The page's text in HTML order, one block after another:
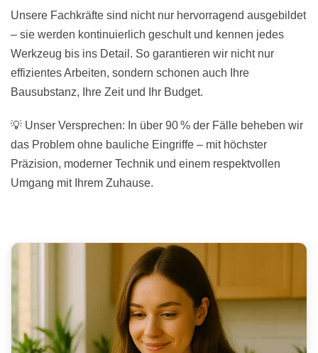
Unsere Fachkräfte sind nicht nur hervorragend ausgebildet
– sie werden kontinuierlich geschult und kennen jedes
Werkzeug bis ins Detail. So garantieren wir nicht nur
effizientes Arbeiten, sondern schonen auch Ihre
Bausubstanz, Ihre Zeit und Ihr Budget.
💡 Unser Versprechen: In über 90 % der Fälle beheben wir
das Problem ohne bauliche Eingriffe – mit höchster
Präzision, moderner Technik und einem respektvollen
Umgang mit Ihrem Zuhause.